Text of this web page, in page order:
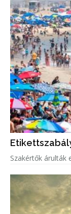
Szakértők árulták